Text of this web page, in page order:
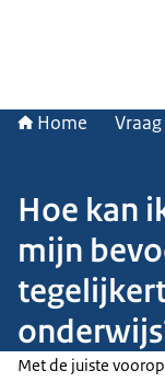
Home
Hoe kan
mijn
Met de juiste